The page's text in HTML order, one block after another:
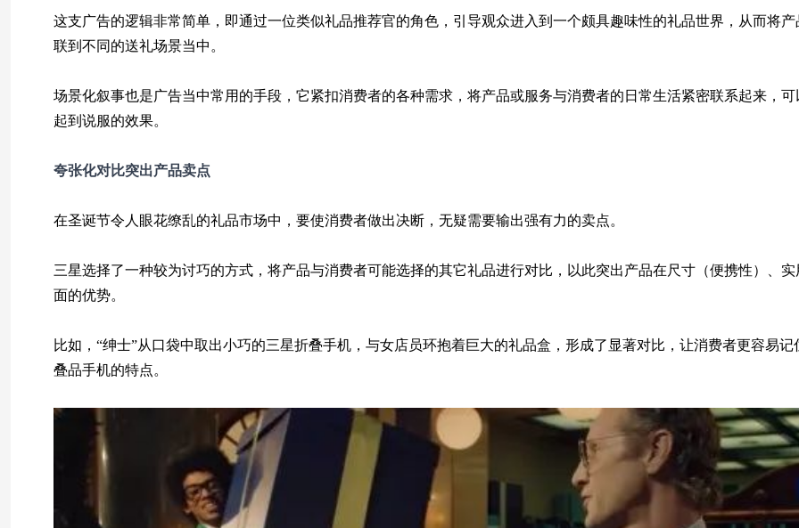
这支广告的逻辑非常简单，即通过一位类似礼品推荐官的角色，引导观众进入到一个颇具趣味性的礼品世界，从而将产
联到不同的送礼场景当中。
场景化叙事也是广告当中常用的手段，它紧扣消费者的各种需求，将产品或服务与消费者的日常生活紧密联系起来，可
起到说服的效果。
夸张化对比突出产品卖点
在圣诞节令人眼花缭乱的礼品市场中，要使消费者做出决断，无疑需要输出强有力的卖点。
三星选择了一种较为讨巧的方式，将产品与消费者可能选择的其它礼品进行对比，以此突出产品在尺寸（便携性）、
面的优势。
比如，“绅士”从口袋中取出小巧的三星折叠手机，与女店员环抱着巨大的礼品盒，形成了显著对比，让消费者更容易记
叠品手机的特点。